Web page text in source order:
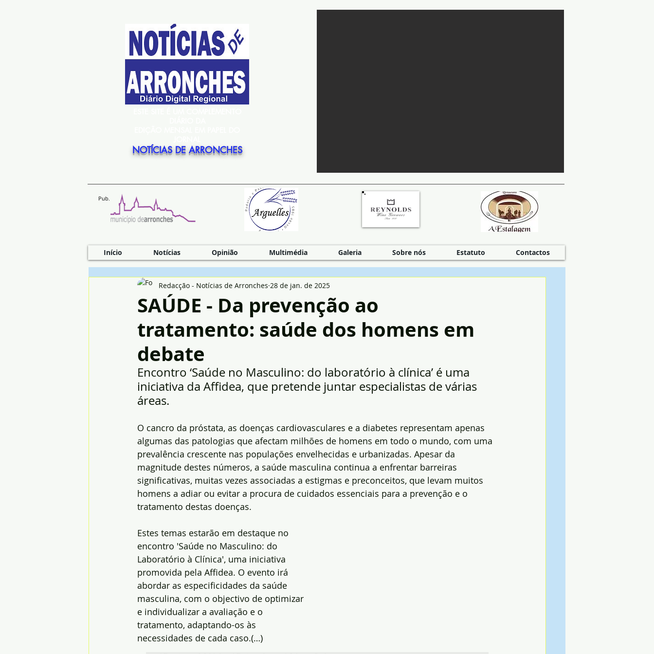
NOTÍCIAS DE ARRONCHES
Pub.
Início Notícias Opinião Multimédia Galeria Sobre nós Estatuto Contactos
SAÚDE - Da prevenção ao
tratamento: saúde dos homens em
debate
Redacção - Notícias de Arronches 28 de jan. de 2025
Encontro ‘Saúde no Masculino: do laboratório à clínica’ é uma
iniciativa da Affidea, que pretende juntar especialistas de várias
áreas.
O cancro da próstata, as doenças cardiovasculares e a diabetes representam apenas
algumas das patologias que afectam milhões de homens em todo o mundo, com uma
prevalência crescente nas populações envelhecidas e urbanizadas. Apesar da
magnitude destes números, a saúde masculina continua a enfrentar barreiras
significativas, muitas vezes associadas a estigmas e preconceitos, que levam muitos
homens a adiar ou evitar a procura de cuidados essenciais para a prevenção e o
tratamento destas doenças.
Estes temas estarão em destaque no
encontro 'Saúde no Masculino: do
Laboratório à Clínica', uma iniciativa
promovida pela Affidea. O evento irá
abordar as especificidades da saúde
masculina, com o objectivo de optimizar
e individualizar a avaliação e o
tratamento, adaptando-os às
necessidades de cada caso.(…)